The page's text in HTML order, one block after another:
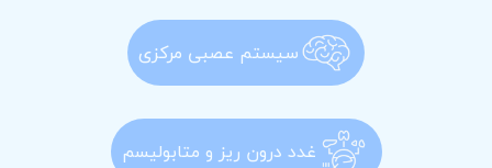
سیستم عصبی مرکزی
غدد درون ریز و متابولیسم